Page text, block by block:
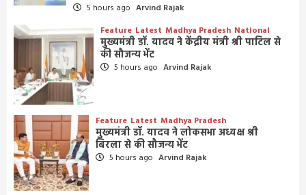
5 hours ago Arvind Rajak
Feature Latest Madhya Pradesh National
मुख्यमंत्री डॉ. यादव ने केंद्रीय मंत्री श्री पाटिल से
की सौजन्य भेंट
5 hours ago Arvind Rajak
Feature Latest Madhya Pradesh
मुख्यमंत्री डॉ. यादव ने लोकसभा अध्यक्ष श्री
बिरला से की सौजन्य भेंट
5 hours ago Arvind Rajak